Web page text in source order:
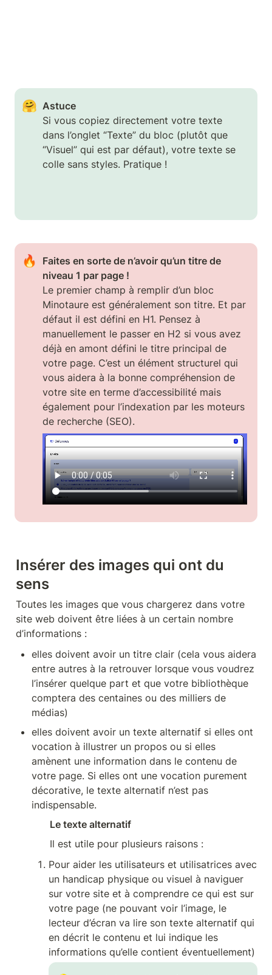
🤗 Astuce
Si vous copiez directement votre texte
dans l’onglet “Texte” du bloc (plutôt que
“Visuel” qui est par défaut), votre texte se
colle sans styles. Pratique !
🔥
Faites en sorte de n’avoir qu’un titre de
niveau 1 par page !
Le premier champ à remplir d’un bloc
Minotaure est généralement son titre. Et par
défaut il est défini en H1. Pensez à
manuellement le passer en H2 si vous avez
déjà en amont défini le titre principal de
votre page. C’est un élément structurel qui
vous aidera à la bonne compréhension de
votre site en terme d’accessibilité mais
également pour l’indexation par les moteurs
Insérer des images qui ont du
sens
Toutes les images que vous chargerez dans votre
site web doivent être liées à un certain nombre
d’informations :
elles doivent avoir un titre clair (cela vous aidera
entre autres à la retrouver lorsque vous voudrez
l’insérer quelque part et que votre bibliothèque
comptera des centaines ou des milliers de
médias)
elles doivent avoir un texte alternatif si elles ont
vocation à illustrer un propos ou si elles
amènent une information dans le contenu de
votre page. Si elles ont une vocation purement
décorative, le texte alternatif n’est pas
indispensable.
Le texte alternatif
Il est utile pour plusieurs raisons :
Pour aider les utilisateurs et utilisatrices avec
un handicap physique ou visuel à naviguer
sur votre site et à comprendre ce qui est sur
votre page (ne pouvant voir l’image, le
lecteur d’écran va lire son texte alternatif qui
en décrit le contenu et lui indique les
informations qu’elle contient éventuellement)